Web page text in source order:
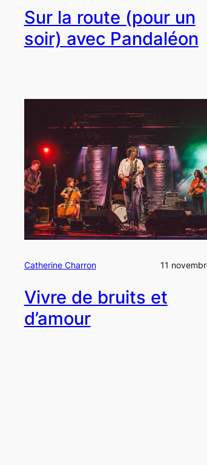
Sur la route (pour un
soir) avec Pandaléon
Catherine Charron 11
Vivre de bruits et
d’amour